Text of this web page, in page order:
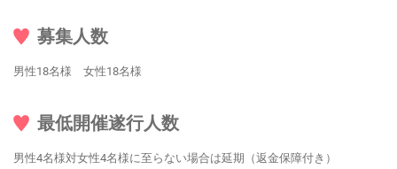
募集人数
男性18名様 女性18名様
最低開催遂行人数
男性4名様対女性4名様に至らない場合は延期（返金保障付き）